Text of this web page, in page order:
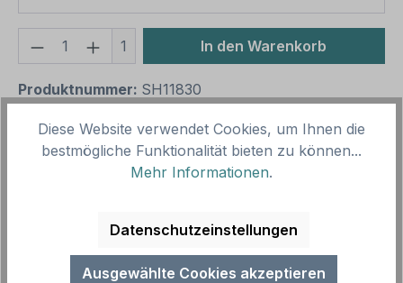
Produkt Anzahl: Gib den
1 In den Warenkorb
Produktnummer: SH11830
Herz. Fun-Schilder oder Namensschilder für
Diese Website verwendet Cookies, um Ihnen die
bestmögliche Funktionalität bieten zu können...
Mehr Informationen.
Datenschutzeinstellungen
Ausgewählte Cookies akzeptieren